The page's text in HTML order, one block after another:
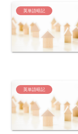
英単語暗記
英単語暗記